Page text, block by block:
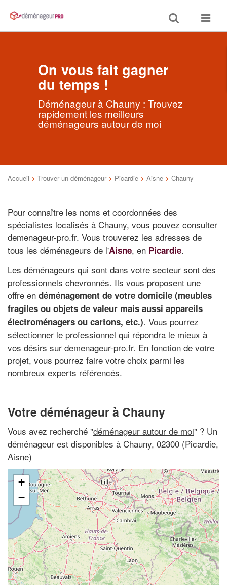
Toggle
search
Toggle
On vous fait gagner
du temps !
Déménageur à Chauny : Trouvez
rapidement les meilleurs
déménageurs autour de moi
Accueil > Trouver un déménageur > Picardie > Aisne > Chauny
Pour connaître les noms et coordonnées des
spécialistes localisés à Chauny, vous pouvez consulter
demenageur-pro.fr. Vous trouverez les adresses de
tous les déménageurs de l'Aisne, en Picardie.
Les déménageurs qui sont dans votre secteur sont des
professionnels chevronnés. Ils vous proposent une
offre en déménagement de votre domicile (meubles
fragiles ou objets de valeur mais aussi appareils
électroménagers ou cartons, etc.). Vous pourrez
sélectionner le professionnel qui répondra le mieux à
vos désirs sur demenageur-pro.fr. En fonction de votre
projet, vous pourrez faire votre choix parmi les
nombreux experts référencés.
Votre déménageur à Chauny
Vous avez recherché "déménageur autour de moi" ? Un
déménageur est disponibles à Chauny, 02300 (Picardie,
Aisne)
+
−